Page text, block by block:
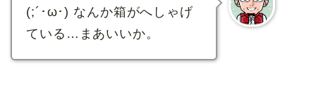
(;´･ω･) なんか箱がへしゃげ
ている…まあいいか。